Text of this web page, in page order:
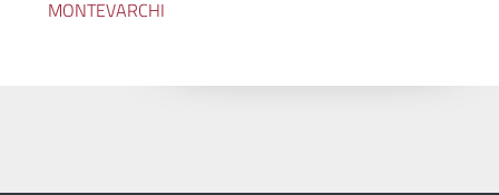
MONTEVARCHI